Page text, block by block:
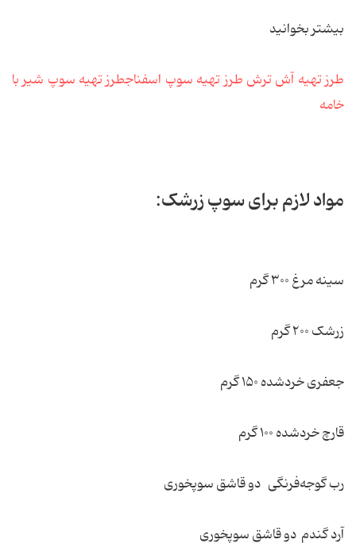
بیشتر بخوانید
طرز تهیه آش ترش طرز تهیه سوپ اسفناجطرز تهیه سوپ شیر با
خامه
مواد لازم برای سوپ زرشک:
سینه مرغ ۳۰۰ گرم
زرشک ۲۰۰ گرم
جعفری خردشده ۱۵۰ گرم
قارچ خردشده ۱۰۰ گرم
رب گوجه‌فرنگی دو قاشق سوپخوری
آرد گندم دو قاشق سوپخوری